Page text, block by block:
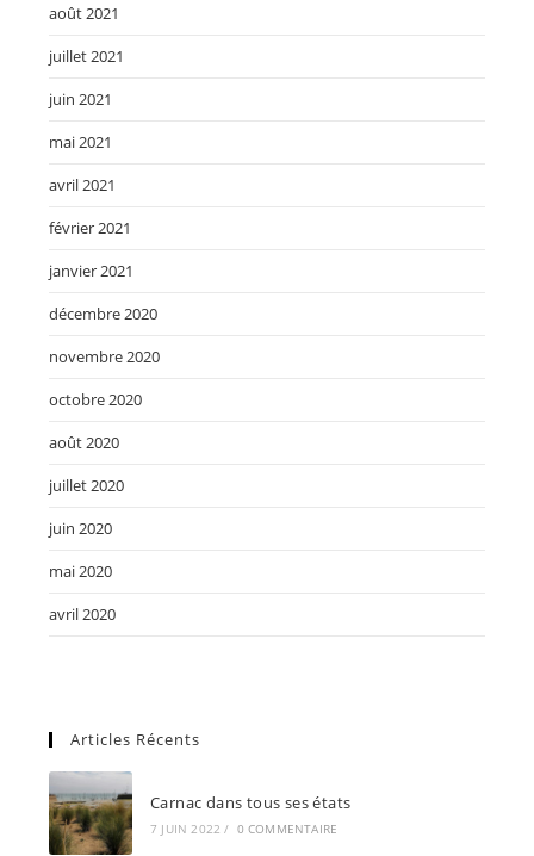
août 2021
juillet 2021
juin 2021
mai 2021
avril 2021
février 2021
janvier 2021
décembre 2020
novembre 2020
octobre 2020
août 2020
juillet 2020
juin 2020
mai 2020
avril 2020
Articles Récents
Carnac dans tous ses états
7 JUIN 2022 / 0 COMMENTAIRE